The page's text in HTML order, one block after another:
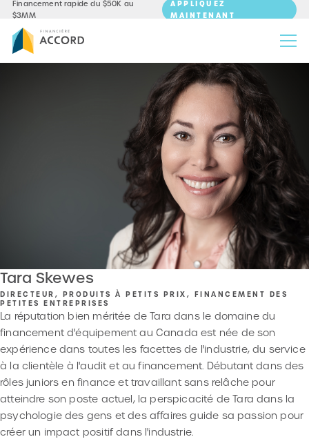
Financement rapide du $50K au
$3MM
APPLIQUEZ
MAINTENANT
Tara Skewes
DIRECTEUR, PRODUITS À PETITS PRIX, FINANCEMENT DES
PETITES ENTREPRISES
La réputation bien méritée de Tara dans le domaine du
financement d'équipement au Canada est née de son
expérience dans toutes les facettes de l'industrie, du service
à la clientèle à l'audit et au financement. Débutant dans des
rôles juniors en finance et travaillant sans relâche pour
atteindre son poste actuel, la perspicacité de Tara dans la
psychologie des gens et des affaires guide sa passion pour
créer un impact positif dans l'industrie.